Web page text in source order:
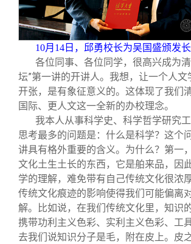
理事会名单
制度法规
联系我们
10月14日，邱勇校长为吴国盛颁发
各位同事、各位同学，很高兴成为
坛”第一讲的开讲人。我想，让一个人文
开张，是有象征意义的。这体现了我们
国际、更人文这一全新的办校理念。
我本人从事科学史、科学哲学研究
思考最多的问题是：什么是科学？这个
讲具有格外重要的含义。为什么？第一
文化土生土长的东西，它是舶来品，因
学的理解，难免带有自己传统文化很浓
传统文化痕迹的影响使得我们可能偏离
解。比如说，在我们传统文化里，知识
携带功利主义色彩、实利主义色彩、工
去我们说知识分子是毛，附在皮上。皮